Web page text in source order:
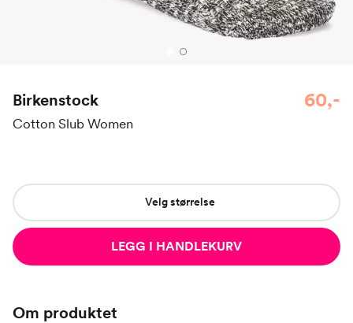
Birkenstock
Cotton Slub Women
60,-
Velg størrelse
LEGG I HANDLEKURV
Om produktet